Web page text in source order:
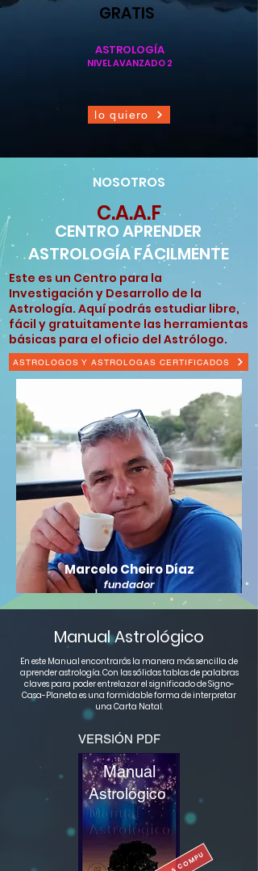
ASTROLOGÍA
NIVEL AVANZADO 2
GRATIS
lo quiero
NOSOTROS
C.A.A.F
CENTRO APRENDER
ASTROLOGÍA FÁCILMENTE
Este es un Centro para la
Investigación y Desarrollo de la
Astrología. Aquí podrás estudiar libre,
fácil y gratuitamente las herramientas
básicas para el oficio del Astrólogo.
ASTROLOGOS Y ASTROLOGAS CERTIFICADOS
Marcelo Cheiro Díaz
fundador
Manual Astrológico
En este Manual encontrarás la manera más sencilla de
aprender astrología. Con las sólidas tablas de palabras
claves para poder entrelazar el significado de Signo-
Casa-Planeta es una formidable forma de interpretar
una Carta Natal.
VERSIÓN PDF
Manual
Astrológico